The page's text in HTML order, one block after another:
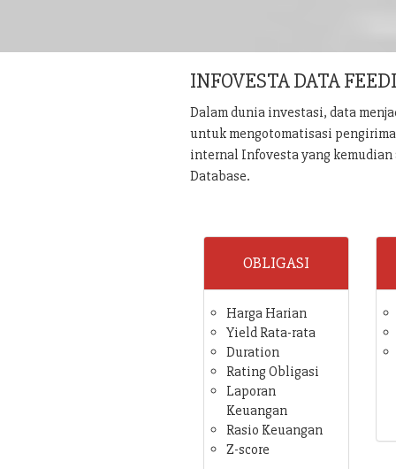
INFOVESTA DATA
Dalam dunia investasi, data
untuk mengotomatisasi
internal Infovesta yang
Database.
OBLIGASI
Harga Harian
Yield Rata-rata
Duration
Rating Obligasi
Laporan
Keuangan
Rasio Keuangan
Z-score